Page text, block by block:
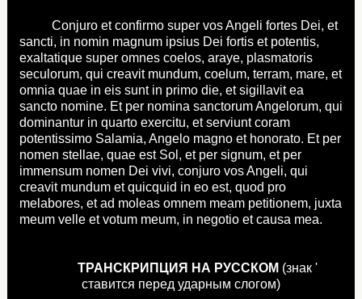
Conjuro et confirmo super vos Angeli fortes Dei, et
sancti, in nomin magnum ipsius Dei fortis et potentis,
exaltatique super omnes coelos, araye, plasmatoris
seculorum, qui creavit mundum, coelum, terram, mare, et
omnia quae in eis sunt in primo die, et sigillavit ea
sancto nomine. Et per nomina sanctorum Angelorum, qui
dominantur in quarto exercitu, et serviunt coram
potentissimo Salamia, Angelo magno et honorato. Et per
nomen stellae, quae est Sol, et per signum, et per
immensum nomen Dei vivi, conjuro vos Angeli, qui
creavit mundum et quicquid in eo est, quod pro
melabores, et ad moleas omnem meam petitionem, juxta
meum velle et votum meum, in negotio et causa mea.
ТРАНСКРИПЦИЯ НА РУССКОМ (знак '
ставится перед ударным слогом)